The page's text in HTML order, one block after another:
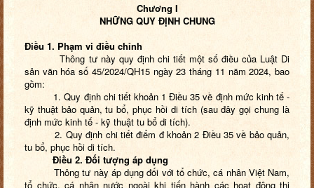
Chương I
NHỮNG QUY ĐỊNH CHUNG
Điều 1. Phạm vi điều chỉnh
Thông tư này quy định chi tiết một số điều của Luật Di
sản văn hóa số 45/2024/QH15 ngày 23 tháng 11 năm 2024, bao
gồm:
1. Quy định chi tiết khoản 1 Điều 35 về định mức kinh tế -
kỹ thuật bảo quản, tu bổ, phục hồi di tích (sau đây gọi chung là
định mức kinh tế - kỹ thuật tu bổ di tích).
2. Quy định chi tiết điểm đ khoản 2 Điều 35 về bảo quản,
tu bổ, phục hồi di tích.
Điều 2. Đối tượng áp dụng
Thông tư này áp dụng đối với tổ chức, cá nhân Việt Nam,
tổ chức, cá nhân nước ngoài khi tiến hành các hoạt động thi